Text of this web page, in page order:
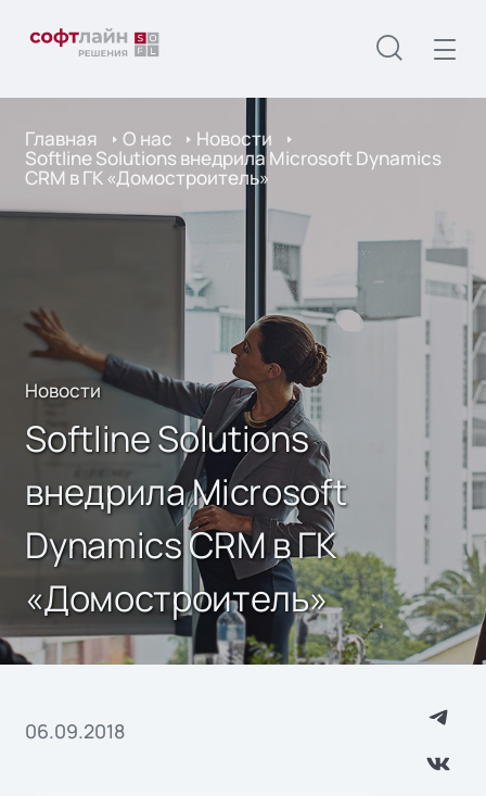
Главная О нас Новости
Softline Solutions внедрила Microsoft Dynamics
CRM в ГК «Домостроитель»
Новости
Softline Solutions
внедрила Microsoft
Dynamics CRM в ГК
«Домостроитель»
06.09.2018